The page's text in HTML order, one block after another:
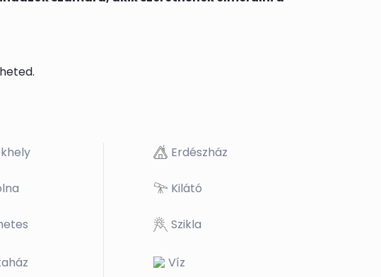
Erdészház
Kilátó
Szikla
Víz